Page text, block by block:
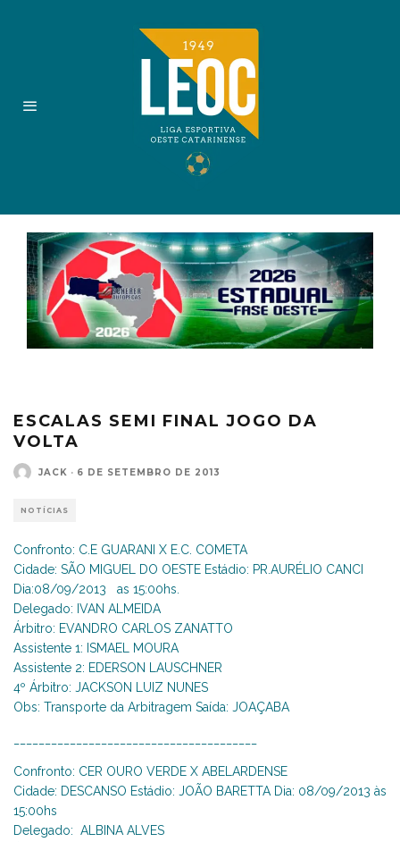
ESCALAS SEMI FINAL JOGO DA
VOLTA
JACK · 6 DE SETEMBRO DE 2013
NOTÍCIAS
Confronto: C.E GUARANI X E.C. COMETA
Cidade: SÃO MIGUEL DO OESTE Estádio: PR.AURÉLIO CANCI
Dia:08/09/2013 as 15:00hs.
Delegado: IVAN ALMEIDA
Árbitro: EVANDRO CARLOS ZANATTO
Assistente 1: ISMAEL MOURA
Assistente 2: EDERSON LAUSCHNER
4º Árbitro: JACKSON LUIZ NUNES
Obs: Transporte da Arbitragem Saída: JOAÇABA
Confronto: CER OURO VERDE X ABELARDENSE
Cidade: DESCANSO Estádio: JOÃO BARETTA Dia: 08/09/2013 às
15:00hs
Delegado: ALBINA ALVES